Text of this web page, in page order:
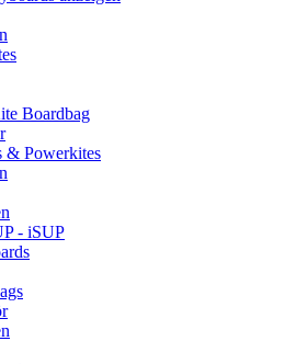
Boardbag
& Powerkites
- iSUP